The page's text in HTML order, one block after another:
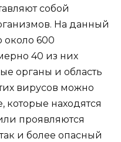
собой
На данный
около 600
40 из них
органы и область
вирусов можно
которые находятся
проявляются
и более опасный